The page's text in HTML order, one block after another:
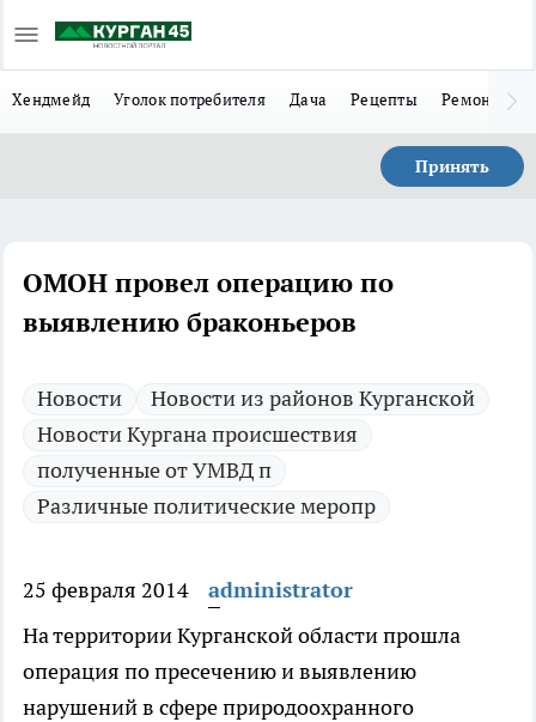
Хендмейд Уголок потребителя Дача Рецепты Ремонт
Принять
ОМОН провел операцию по
выявлению браконьеров
Новости
Новости из районов Курганской
Новости Кургана происшествия
полученные от УМВД п
Различные политические меропр
25 февраля 2014
administrator
На территории Курганской области прошла
операция по пресечению и выявлению
нарушений в сфере природоохранного